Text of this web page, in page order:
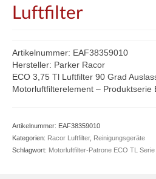
Luftfilter
Artikelnummer: EAF38359010
Hersteller: Parker Racor
ECO 3,75 Tl Luftfilter 90 Grad
Motorluftfilterelement – Produktserie
Artikelnummer: EAF38359010
Kategorien: Racor Luftfilter, Reinigungsgeräte
Schlagwort: Motorluftfilter-Patrone ECO TL Serie